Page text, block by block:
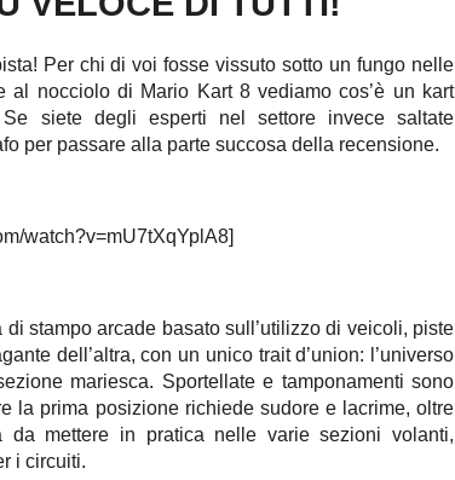
Per chi di voi fosse vissuto sotto un fungo nelle
al nocciolo di Mario Kart 8 vediamo cos’è un kart
siete degli esperti nel settore invece saltate
per passare alla parte succosa della recensione.
watch?v=mU7tXqYplA8]
stampo arcade basato sull’utilizzo di veicoli, piste
dell’altra, con un unico trait d’union: l’universo
mariesca. Sportellate e tamponamenti sono
la prima posizione richiede sudore e lacrime, oltre
mettere in pratica nelle varie sezioni volanti,
i circuiti.